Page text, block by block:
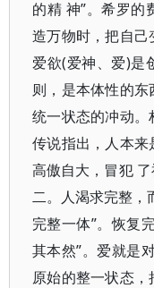
的精 神”。希罗的
造万物时，把自己
爱欲(爱神、爱)是
则，是本体性的
统一状态的冲动
传说指出，人本来
高傲自大，冒犯
二。人渴求完整，
完整一体”。恢复
其本然”。爱就是
原始的整一状态